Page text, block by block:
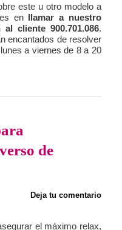
este u otro modelo a
en llamar a nuestro
cliente 900.701.086.
encantados de resolver
a viernes de 8 a 20
de
Deja tu comentario
el máximo relax,